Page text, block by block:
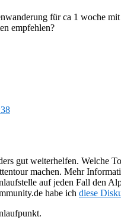
für ca 1 woche
empfehlen?
gut weiterhelfen. Welche
machen. Mehr
auf jeden Fall den
habe ich diese